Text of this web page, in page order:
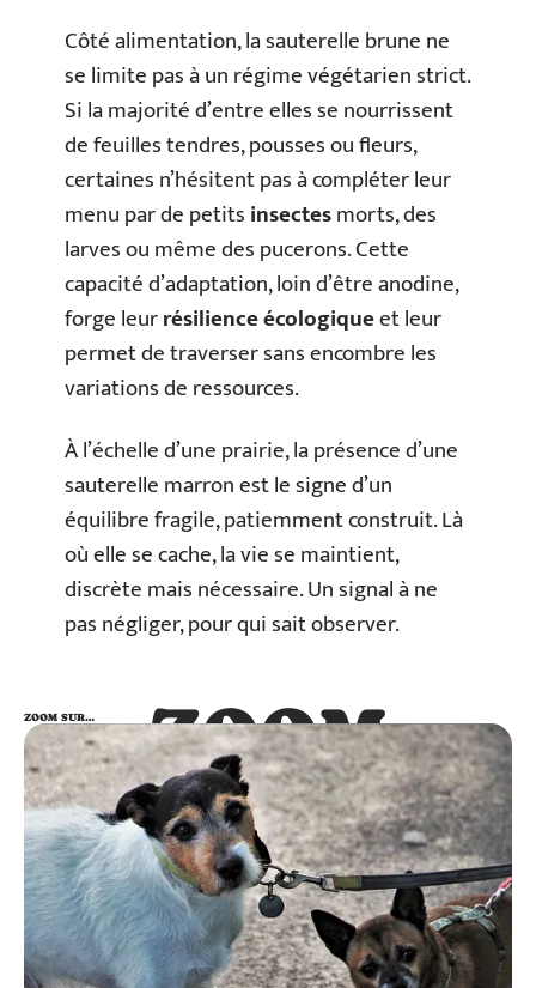
Côté alimentation, la sauterelle brune ne
se limite pas à un régime végétarien strict.
Si la majorité d’entre elles se nourrissent
de feuilles tendres, pousses ou fleurs,
certaines n’hésitent pas à compléter leur
menu par de petitsinsectesmorts, des
larves ou même des pucerons. Cette
capacité d’adaptation, loin d’être anodine,
forge leurrésilience écologiqueet leur
permet de traverser sans encombre les
variations de ressources.
À l’échelle d’une prairie, la présence d’une
sauterelle marron est le signe d’un
équilibre fragile, patiemment construit. Là
où elle se cache, la vie se maintient,
discrète mais nécessaire. Un signal à ne
pas négliger, pour qui sait observer.
ZOOM
SUR…
ZOOM SUR…